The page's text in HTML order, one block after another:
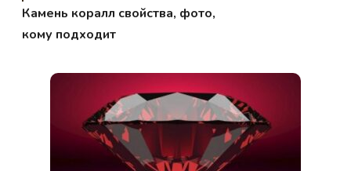
Камень коралл свойства, фото,
кому подходит